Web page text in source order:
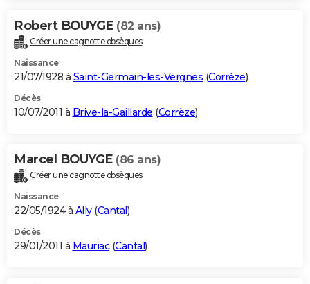
Robert BOUYGE (82 ans)
Créer une cagnotte obsèques
Naissance
21/07/1928 à Saint-Germain-les-Vergnes (Corrèze)
Décès
10/07/2011 à Brive-la-Gaillarde (Corrèze)
Marcel BOUYGE (86 ans)
Créer une cagnotte obsèques
Naissance
22/05/1924 à Ally(Cantal)
Décès
29/01/2011 à Mauriac(Cantal)